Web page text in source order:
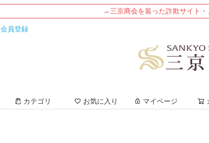
→三京商会を装った詐欺サイト
会員登録
カテゴリ お気に入り マイページ